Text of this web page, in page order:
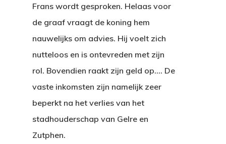
Frans wordt gesproken. Helaas voor
de graaf vraagt de koning hem
nauwelijks om advies. Hij voelt zich
nutteloos en is ontevreden met zijn
rol. Bovendien raakt zijn geld op…. De
vaste inkomsten zijn namelijk zeer
beperkt na het verlies van het
stadhouderschap van Gelre en
Zutphen.